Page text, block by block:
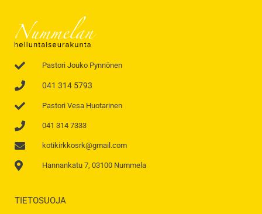
Pastori Jouko Pynnönen
041 314 5793
Pastori Vesa Huotarinen
041 314 7333
kotikirkkosrk@gmail.com
Hannankatu 7, 03100 Nummela
TIETOSUOJA